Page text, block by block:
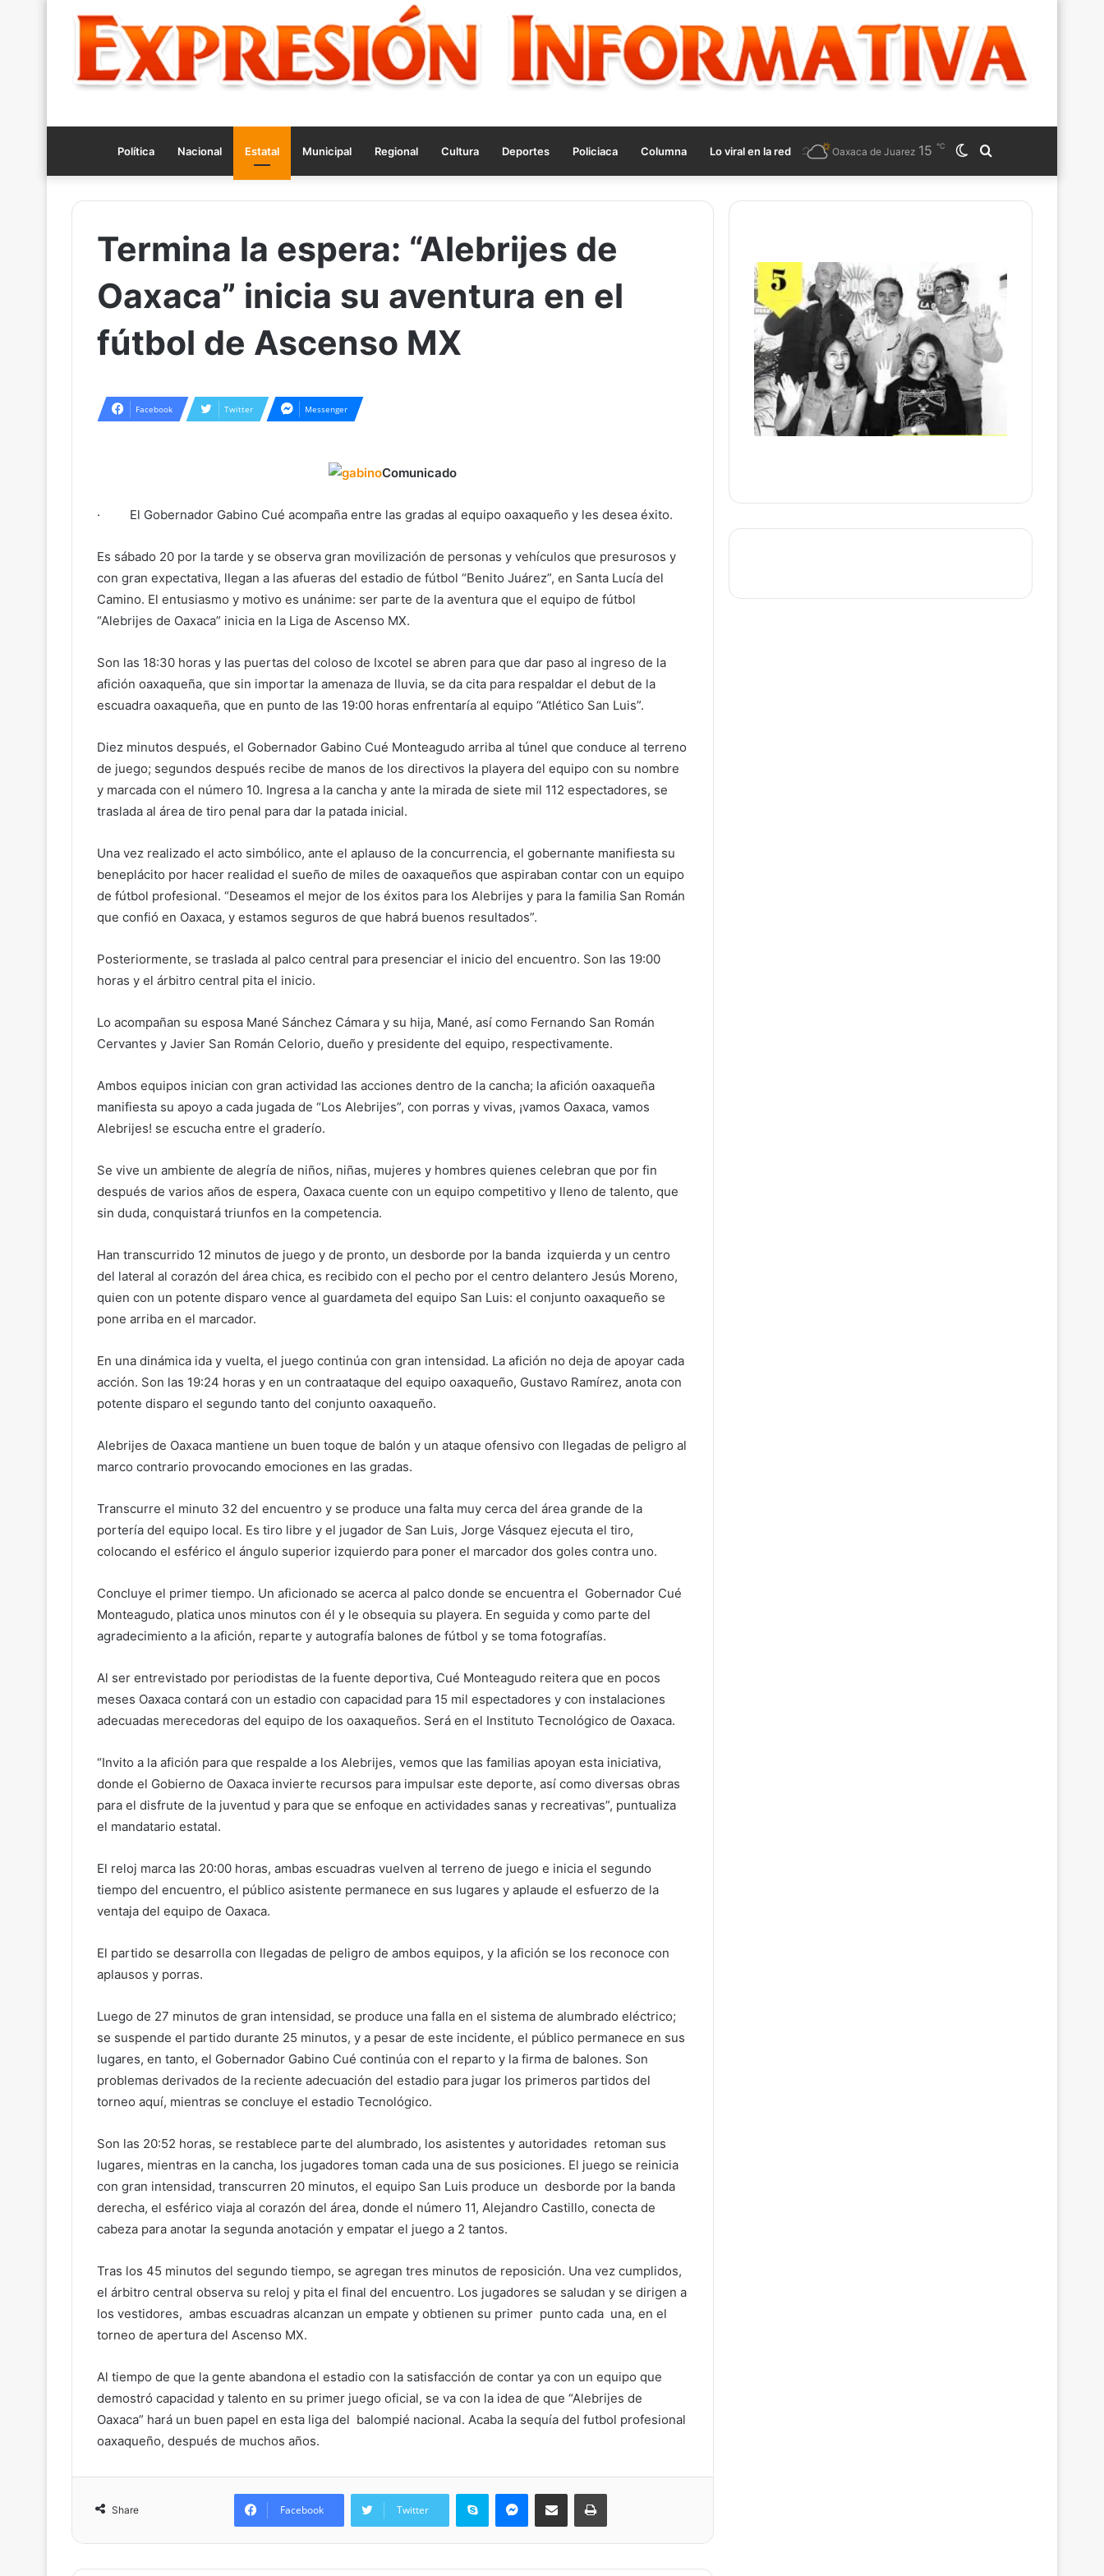
Política Nacional Estatal Municipal Regional Cultura Deportes Policiaca Columna Lo viral en la red
for
Switch
skin
Oaxaca de Juarez 15 ℃
Termina la espera: “Alebrijes de
Oaxaca” inicia su aventura en el
fútbol de Ascenso MX
Facebook Twitter Messenger
Comunicado
· El Gobernador Gabino Cué acompaña entre las gradas al equipo oaxaqueño y les desea éxito.
Es sábado 20 por la tarde y se observa gran movilización de personas y vehículos que presurosos y
con gran expectativa, llegan a las afueras del estadio de fútbol “Benito Juárez”, en Santa Lucía del
Camino. El entusiasmo y motivo es unánime: ser parte de la aventura que el equipo de fútbol
“Alebrijes de Oaxaca” inicia en la Liga de Ascenso MX.
Son las 18:30 horas y las puertas del coloso de Ixcotel se abren para que dar paso al ingreso de la
afición oaxaqueña, que sin importar la amenaza de lluvia, se da cita para respaldar el debut de la
escuadra oaxaqueña, que en punto de las 19:00 horas enfrentaría al equipo “Atlético San Luis”.
Diez minutos después, el Gobernador Gabino Cué Monteagudo arriba al túnel que conduce al terreno
de juego; segundos después recibe de manos de los directivos la playera del equipo con su nombre
y marcada con el número 10. Ingresa a la cancha y ante la mirada de siete mil 112 espectadores, se
traslada al área de tiro penal para dar la patada inicial.
Una vez realizado el acto simbólico, ante el aplauso de la concurrencia, el gobernante manifiesta su
beneplácito por hacer realidad el sueño de miles de oaxaqueños que aspiraban contar con un equipo
de fútbol profesional. “Deseamos el mejor de los éxitos para los Alebrijes y para la familia San Román
que confió en Oaxaca, y estamos seguros de que habrá buenos resultados”.
Posteriormente, se traslada al palco central para presenciar el inicio del encuentro. Son las 19:00
horas y el árbitro central pita el inicio.
Lo acompañan su esposa Mané Sánchez Cámara y su hija, Mané, así como Fernando San Román
Cervantes y Javier San Román Celorio, dueño y presidente del equipo, respectivamente.
Ambos equipos inician con gran actividad las acciones dentro de la cancha; la afición oaxaqueña
manifiesta su apoyo a cada jugada de “Los Alebrijes”, con porras y vivas, ¡vamos Oaxaca, vamos
Alebrijes! se escucha entre el graderío.
Se vive un ambiente de alegría de niños, niñas, mujeres y hombres quienes celebran que por fin
después de varios años de espera, Oaxaca cuente con un equipo competitivo y lleno de talento, que
sin duda, conquistará triunfos en la competencia.
Han transcurrido 12 minutos de juego y de pronto, un desborde por la banda izquierda y un centro
del lateral al corazón del área chica, es recibido con el pecho por el centro delantero Jesús Moreno,
quien con un potente disparo vence al guardameta del equipo San Luis: el conjunto oaxaqueño se
pone arriba en el marcador.
En una dinámica ida y vuelta, el juego continúa con gran intensidad. La afición no deja de apoyar cada
acción. Son las 19:24 horas y en un contraataque del equipo oaxaqueño, Gustavo Ramírez, anota con
potente disparo el segundo tanto del conjunto oaxaqueño.
Alebrijes de Oaxaca mantiene un buen toque de balón y un ataque ofensivo con llegadas de peligro al
marco contrario provocando emociones en las gradas.
Transcurre el minuto 32 del encuentro y se produce una falta muy cerca del área grande de la
portería del equipo local. Es tiro libre y el jugador de San Luis, Jorge Vásquez ejecuta el tiro,
colocando el esférico el ángulo superior izquierdo para poner el marcador dos goles contra uno.
Concluye el primer tiempo. Un aficionado se acerca al palco donde se encuentra el Gobernador Cué
Monteagudo, platica unos minutos con él y le obsequia su playera. En seguida y como parte del
agradecimiento a la afición, reparte y autografía balones de fútbol y se toma fotografías.
Al ser entrevistado por periodistas de la fuente deportiva, Cué Monteagudo reitera que en pocos
meses Oaxaca contará con un estadio con capacidad para 15 mil espectadores y con instalaciones
adecuadas merecedoras del equipo de los oaxaqueños. Será en el Instituto Tecnológico de Oaxaca.
“Invito a la afición para que respalde a los Alebrijes, vemos que las familias apoyan esta iniciativa,
donde el Gobierno de Oaxaca invierte recursos para impulsar este deporte, así como diversas obras
para el disfrute de la juventud y para que se enfoque en actividades sanas y recreativas”, puntualiza
el mandatario estatal.
El reloj marca las 20:00 horas, ambas escuadras vuelven al terreno de juego e inicia el segundo
tiempo del encuentro, el público asistente permanece en sus lugares y aplaude el esfuerzo de la
ventaja del equipo de Oaxaca.
El partido se desarrolla con llegadas de peligro de ambos equipos, y la afición se los reconoce con
aplausos y porras.
Luego de 27 minutos de gran intensidad, se produce una falla en el sistema de alumbrado eléctrico;
se suspende el partido durante 25 minutos, y a pesar de este incidente, el público permanece en sus
lugares, en tanto, el Gobernador Gabino Cué continúa con el reparto y la firma de balones. Son
problemas derivados de la reciente adecuación del estadio para jugar los primeros partidos del
torneo aquí, mientras se concluye el estadio Tecnológico.
Son las 20:52 horas, se restablece parte del alumbrado, los asistentes y autoridades retoman sus
lugares, mientras en la cancha, los jugadores toman cada una de sus posiciones. El juego se reinicia
con gran intensidad, transcurren 20 minutos, el equipo San Luis produce un desborde por la banda
derecha, el esférico viaja al corazón del área, donde el número 11, Alejandro Castillo, conecta de
cabeza para anotar la segunda anotación y empatar el juego a 2 tantos.
Tras los 45 minutos del segundo tiempo, se agregan tres minutos de reposición. Una vez cumplidos,
el árbitro central observa su reloj y pita el final del encuentro. Los jugadores se saludan y se dirigen a
los vestidores, ambas escuadras alcanzan un empate y obtienen su primer punto cada una, en el
torneo de apertura del Ascenso MX.
Al tiempo de que la gente abandona el estadio con la satisfacción de contar ya con un equipo que
demostró capacidad y talento en su primer juego oficial, se va con la idea de que “Alebrijes de
Oaxaca” hará un buen papel en esta liga del balompié nacional. Acaba la sequía del futbol profesional
oaxaqueño, después de muchos años.
Share Facebook Twitter
Skype Messenger
Share via Email Print